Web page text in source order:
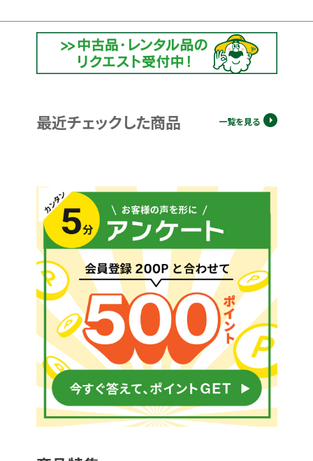
最近チェックした商品 一覧を見る